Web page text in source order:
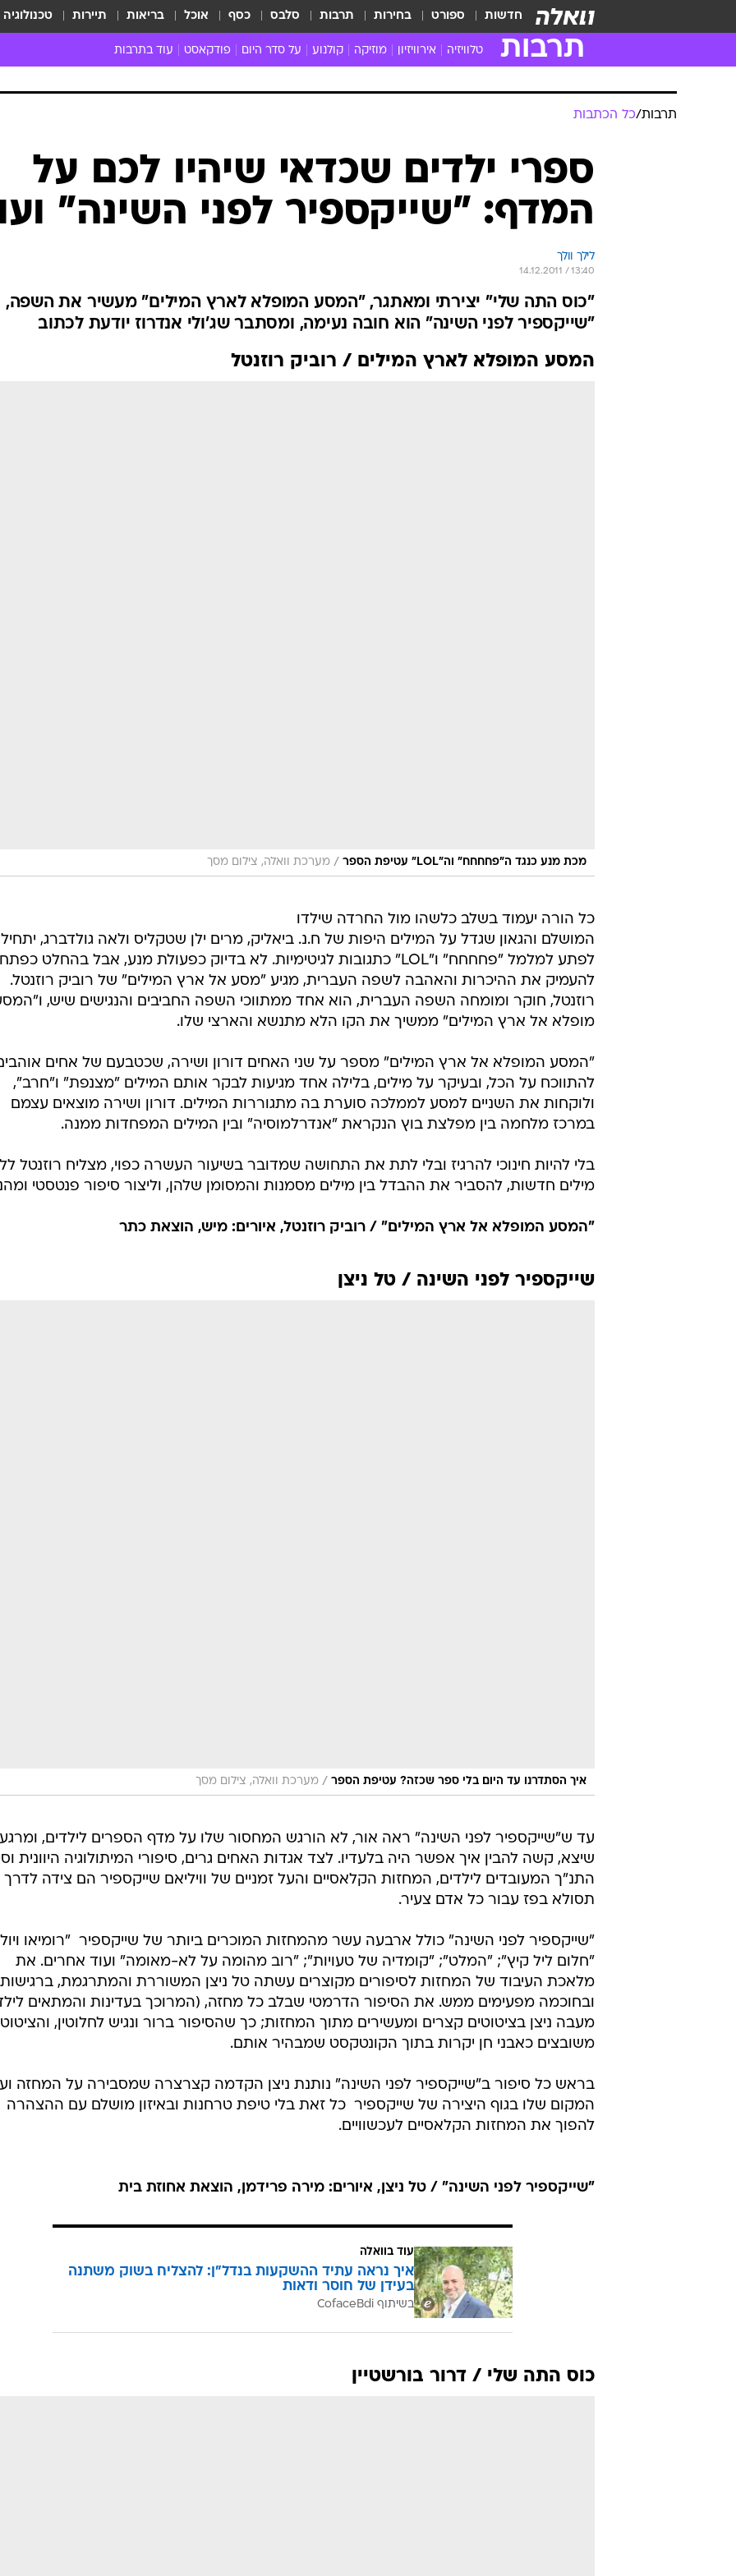
חדשות ספורט בחירות תרבות סלבס כסף אוכל בריאות תיירות טכנולוגיה
תרבות טלוויזיה
טלוויזיה ישראלית
טלוויזיה מחו"ל
סדרות מומלצות
האח הגדול
אירוויזיון מוזיקה
קורדרוי
קליפים וסינגלים
הופעות חיות
קולנוע על סדר היום פודקאסט עוד בתרבות
הופעות חיות
חמש המלצות - ואזהרה
כל הכתבות
תרבות/כל הכתבות
ספרי ילדים שכדאי שיהיו לכם על
המדף: "שייקספיר לפני השינה"
לילך וולך
14.12.2011 / 13:40
"כוס התה שלי" יצירתי ומאתגר, "המסע המופלא לארץ המילים" מעשיר את השפה,
"שייקספיר לפני השינה" הוא חובה נעימה, ומסתבר שג'ולי אנדרוז יודעת לכתוב
המסע המופלא לארץ המילים / רוביק רוזנטל
מכת מנע כנגד ה"פחחחח" וה"LOL" עטיפת הספר / מערכת וואלה, צילום מסך
כל הורה יעמוד בשלב כלשהו מול החרדה שילדו
המושלם והגאון שגדל על המילים היפות של ח.נ. ביאליק, מרים ילן שטקליס ולאה גולדברג, יתחיל
לפתע למלמל "פחחחח" ו"LOL" כתגובות לגיטימיות. לא בדיוק כפעולת מנע, אבל בהחלט כפתח
להעמיק את ההיכרות והאהבה לשפה העברית, מגיע "מסע אל ארץ המילים" של רוביק רוזנטל.
רוזנטל, חוקר ומומחה השפה העברית, הוא אחד ממתווכי השפה החביבים והנגישים שיש,
מופלא אל ארץ המילים" ממשיך את הקו הלא מתנשא והארצי שלו.
"המסע המופלא אל ארץ המילים" מספר על שני האחים דורון ושירה, שכטבעם של אחים
להתווכח על הכל, ובעיקר על מילים, בלילה אחד מגיעות לבקר אותם המילים "מצנפת" ו"חרב",
ולוקחות את השניים למסע לממלכה סוערת בה מתגוררות המילים. דורון ושירה מוצאים עצמם
במרכז מלחמה בין מפלצת בוץ הנקראת "אנדרלמוסיה" ובין המילים המפחדות ממנה.
בלי להיות חינוכי להרגיז ובלי לתת את התחושה שמדובר בשיעור העשרה כפוי, מצליח רוזנטל
מילים חדשות, להסביר את ההבדל בין מילים מסמנות והמסומן שלהן, וליצור סיפור פנטסטי
"המסע המופלא אל ארץ המילים" / רוביק רוזנטל, איורים: מיש, הוצאת כתר
שייקספיר לפני השינה / טל ניצן
איך הסתדרנו עד היום בלי ספר שכזה? עטיפת הספר / מערכת וואלה, צילום מסך
עד ש"שייקספיר לפני השינה" ראה אור, לא הורגש המחסור שלו על מדף הספרים לילדים, ומרגע
שיצא, קשה להבין איך אפשר היה בלעדיו. לצד אגדות האחים גרים, סיפורי המיתולוגיה היוונית
התנ"ך המעובדים לילדים, המחזות הקלאסיים והעל זמניים של וויליאם שייקספיר הם צידה
תסולא בפז עבור כל אדם צעיר.
"שייקספיר לפני השינה" כולל ארבעה עשר מהמחזות המוכרים ביותר של שייקספיר  "רומיאו
"חלום ליל קיץ"; "המלט"; "קומדיה של טעויות"; "רוב מהומה על לא-מאומה" ועוד אחרים. את
מלאכת העיבוד של המחזות לסיפורים מקוצרים עשתה טל ניצן המשוררת והמתרגמת, ברגישות
ובחוכמה מפעימים ממש. את הסיפור הדרמטי שבלב כל מחזה, (המרוכך בעדינות והמתאים
מעבה ניצן בציטוטים קצרים ומעשירים מתוך המחזות; כך שהסיפור ברור ונגיש לחלוטין,
משובצים כאבני חן יקרות בתוך הקונטקסט שמבהיר אותם.
בראש כל סיפור ב"שייקספיר לפני השינה" נותנת ניצן הקדמה קצרצרה שמסבירה על המחזה
המקום שלו בגוף היצירה של שייקספיר  כל זאת בלי טיפת טרחנות ובאיזון מושלם עם ההצהרה
להפוך את המחזות הקלאסיים לעכשוויים.
"שייקספיר לפני השינה" / טל ניצן, איורים: מירה פרידמן, הוצאת אחוזת בית
עוד בוואלה
איך נראה עתיד ההשקעות בנדל"ן: להצליח בשוק משתנה
בעידן של חוסר ודאות
בשיתוף CofaceBdi
כוס התה שלי / דרור בורשטיין